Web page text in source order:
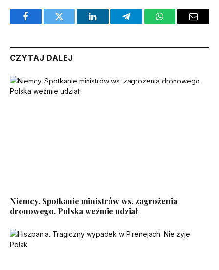
FacebookTwitter LinkedInTelegramWhatsAppEmail
CZYTAJ DALEJ
Niemcy. Spotkanie ministrów ws. zagrożenia
dronowego. Polska weźmie udział